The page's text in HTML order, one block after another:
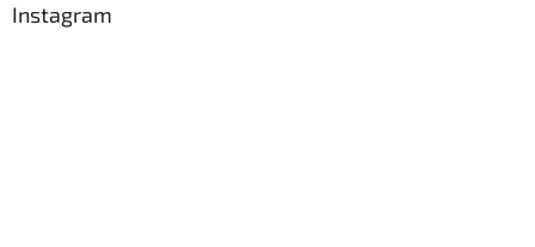
Instagram